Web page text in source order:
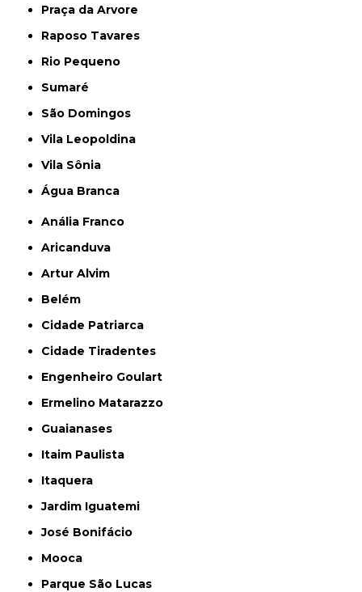
Praça da Arvore
Raposo Tavares
Rio Pequeno
Sumaré
São Domingos
Vila Leopoldina
Vila Sônia
Água Branca
Anália Franco
Aricanduva
Artur Alvim
Belém
Cidade Patriarca
Cidade Tiradentes
Engenheiro Goulart
Ermelino Matarazzo
Guaianases
Itaim Paulista
Itaquera
Jardim Iguatemi
José Bonifácio
Mooca
Parque São Lucas